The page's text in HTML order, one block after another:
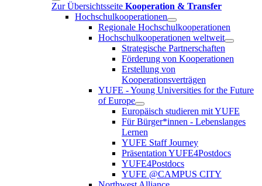
Zur Übersichtsseite Kooperation & Transfer
Hochschulkooperationen
Regionale Hochschulkooperationen
Hochschulkooperationen weltweit
Strategische Partnerschaften
Förderung von Kooperationen
Erstellung von
Kooperationsverträgen
YUFE - Young Universities for the Future
of Europe
Europäisch studieren mit YUFE
Für Bürger*innen - Lebenslanges
Lernen
YUFE Staff Journey
Präsentation YUFE4Postdocs
YUFE4Postdocs
YUFE @CAMPUS CITY